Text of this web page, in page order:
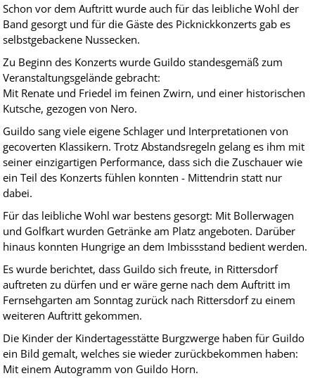
Schon vor dem Auftritt wurde auch für das leibliche Wohl der
Band gesorgt und für die Gäste des Picknickkonzerts gab es
selbstgebackene Nussecken.
Zu Beginn des Konzerts wurde Guildo standesgemäß zum
Veranstaltungsgelände gebracht:
Mit Renate und Friedel im feinen Zwirn, und einer historischen
Kutsche, gezogen von Nero.
Guildo sang viele eigene Schlager und Interpretationen von
gecoverten Klassikern. Trotz Abstandsregeln gelang es ihm mit
seiner einzigartigen Performance, dass sich die Zuschauer wie
ein Teil des Konzerts fühlen konnten - Mittendrin statt nur
dabei.
Für das leibliche Wohl war bestens gesorgt: Mit Bollerwagen
und Golfkart wurden Getränke am Platz angeboten. Darüber
hinaus konnten Hungrige an dem Imbissstand bedient werden.
Es wurde berichtet, dass Guildo sich freute, in Rittersdorf
auftreten zu dürfen und er wäre gerne nach dem Auftritt im
Fernsehgarten am Sonntag zurück nach Rittersdorf zu einem
weiteren Auftritt gekommen.
Die Kinder der Kindertagesstätte Burgzwerge haben für Guildo
ein Bild gemalt, welches sie wieder zurückbekommen haben:
Mit einem Autogramm von Guildo Horn.